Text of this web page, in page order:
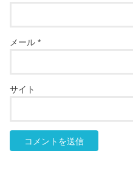
メール*
サイト